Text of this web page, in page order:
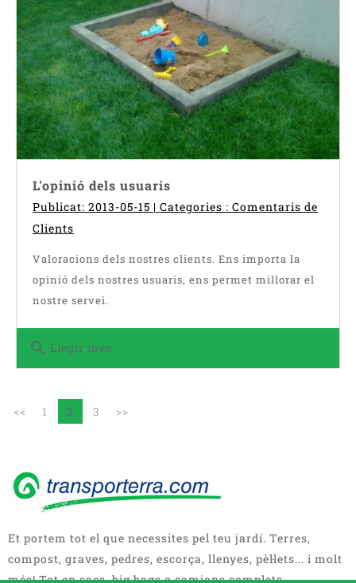
L'opinió dels usuaris
Publicat: 2013-05-15 | Categories : Comentaris de
Clients
Valoracions dels nostres clients. Ens importa la
opinió dels nostres usuaris, ens permet millorar el
nostre servei.
search Llegir més
<< 1 2 3 >>
Et portem tot el que necessites pel teu jardí. Terres,
compost, graves, pedres, escorça, llenyes, pèl·lets... i molt
més! Tot en sacs, big bags o camions complets.